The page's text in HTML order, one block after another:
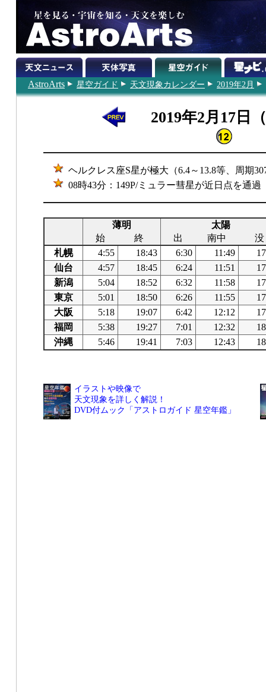
AstroArts 星空ガイド 天文現象カレンダー 2019年2月
2019年2月17日
ヘルクレス座S星が極大（6.4～13.8等、周期
08時43分：149P/ミュラー彗星が近日点を通過
薄明
太陽
始
終 出 南中
没
札幌
4:55 18:43 6:30 11:49
仙台
4:57 18:45 6:24 11:51
新潟
5:04 18:52 6:32 11:58
東京
5:01 18:50 6:26 11:55
大阪
5:18 19:07 6:42 12:12
福岡
5:38 19:27 7:01 12:32
沖縄
5:46 19:41 7:03 12:43
イラストや映像で
天文現象を詳しく解説！
DVD付ムック「アストロガイド 星空年鑑」